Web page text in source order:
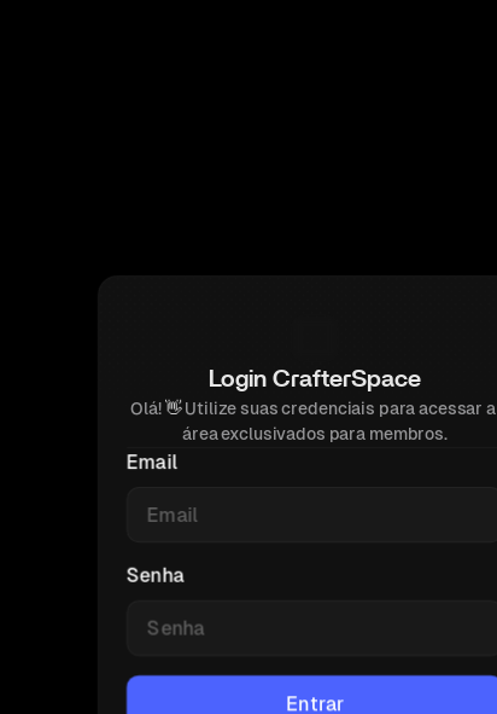
Login CrafterSpace
Olá! 👋 Utilize suas credenciais para acessar a
área exclusivados para membros.
Email
Senha